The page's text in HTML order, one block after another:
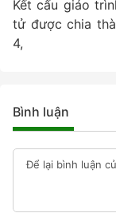
Kết cấu giáo
tử được chia
4,
Bình luận